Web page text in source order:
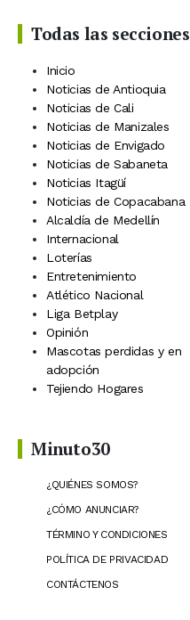
Todas las secciones
Inicio
Noticias de Antioquia
Noticias de Cali
Noticias de Manizales
Noticias de Envigado
Noticias de Sabaneta
Noticias Itagüí
Noticias de Copacabana
Alcaldía de Medellín
Internacional
Loterías
Entretenimiento
Atlético Nacional
Liga Betplay
Opinión
Mascotas perdidas y en
adopción
Tejiendo Hogares
Minuto30
¿QUIÉNES SOMOS?
¿CÓMO ANUNCIAR?
TÉRMINO Y CONDICIONES
POLÍTICA DE PRIVACIDAD
CONTÁCTENOS